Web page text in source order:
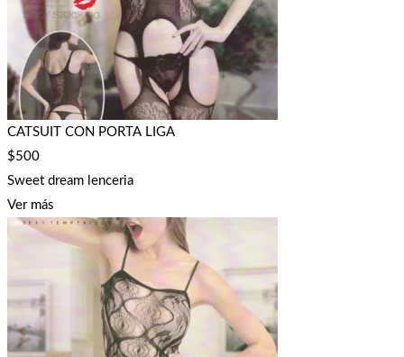
CATSUIT CON PORTA LIGA
$500
Sweet dream lenceria
Ver más